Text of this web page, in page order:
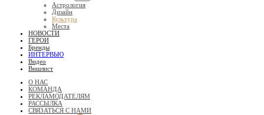
Астрология
Дизайн
Культура
Места
НОВОСТИ
ГЕРОИ
Бренды
ИНТЕРВЬЮ
Видео
Вишлист
О НАС
КОМАНДА
РЕКЛАМОДАТЕЛЯМ
РАССЫЛКА
СВЯЗАТЬСЯ С НАМИ